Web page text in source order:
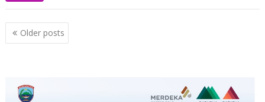
Posts
navigation
Older posts